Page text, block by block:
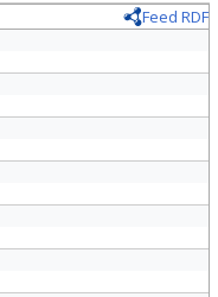
Feed RDF